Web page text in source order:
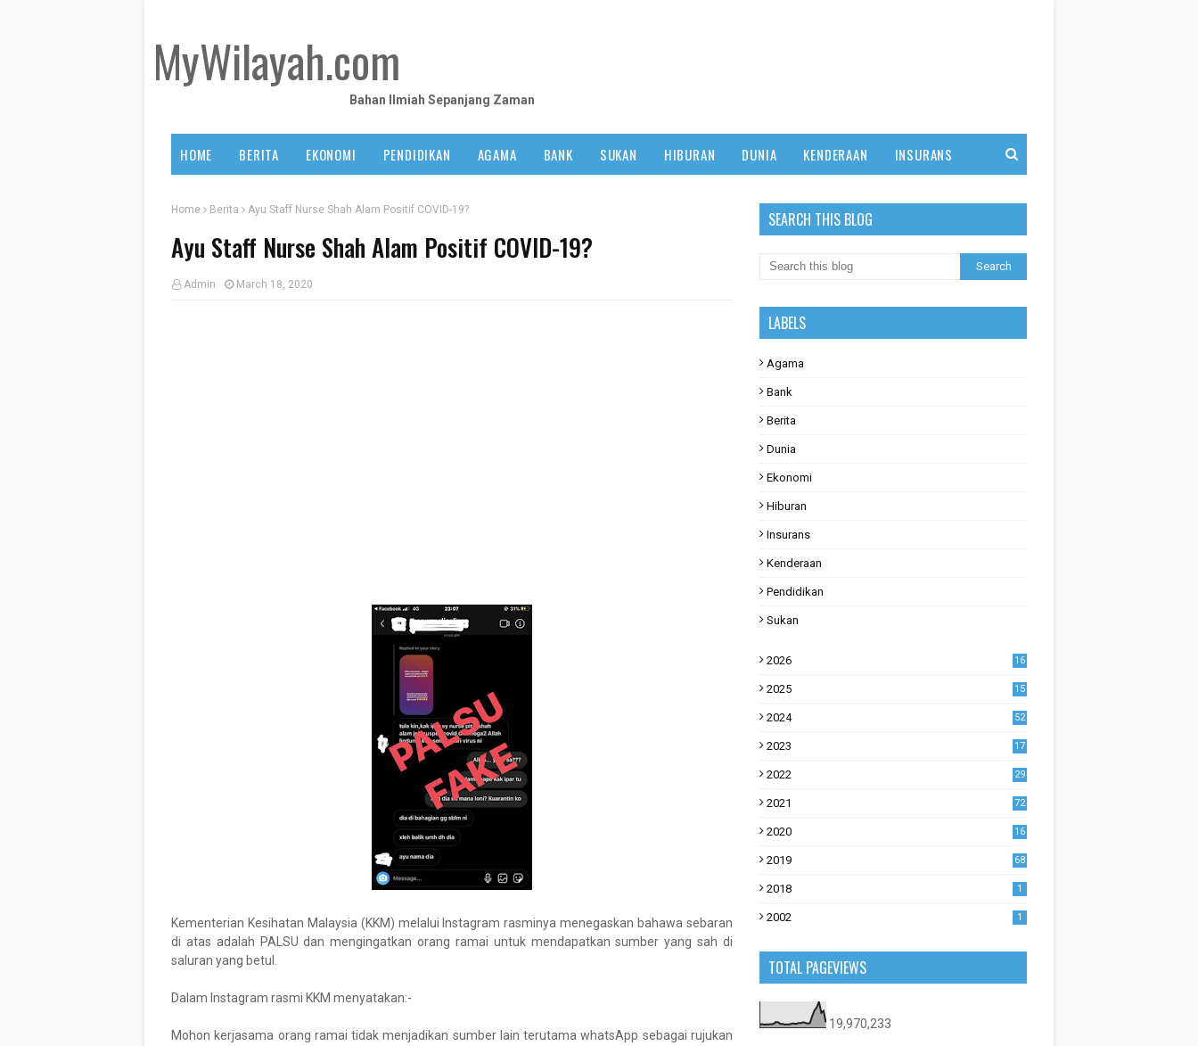
MyWilayah.com
Bahan Ilmiah Sepanjang Zaman
HOME BERITA EKONOMI PENDIDIKAN AGAMA BANK SUKAN HIBURAN DUNIA KENDERAAN INSURANS
Home Berita Ayu Staff Nurse Shah Alam Positif COVID-19?
Ayu Staff Nurse Shah Alam Positif COVID-19?
Admin March 18, 2020
Kementerian Kesihatan Malaysia (KKM) melalui Instagram rasminya menegaskan bahawa sebaran
di atas adalah PALSU dan mengingatkan orang ramai untuk mendapatkan sumber yang sah di
saluran yang betul.
Dalam Instagram rasmi KKM menyatakan:-
Mohon kerjasama orang ramai tidak menjadikan sumber lain terutama whatsApp sebagai rujukan
SEARCH THIS BLOG
LABELS
Agama
Bank
Berita
Dunia
Ekonomi
Hiburan
Insurans
Kenderaan
Pendidikan
Sukan
2026 16
2025 15
2024 52
2023
17
2022
29
2021
72
2020
16
2019
68
2018 1
2002 1
TOTAL PAGEVIEWS
19,970,233